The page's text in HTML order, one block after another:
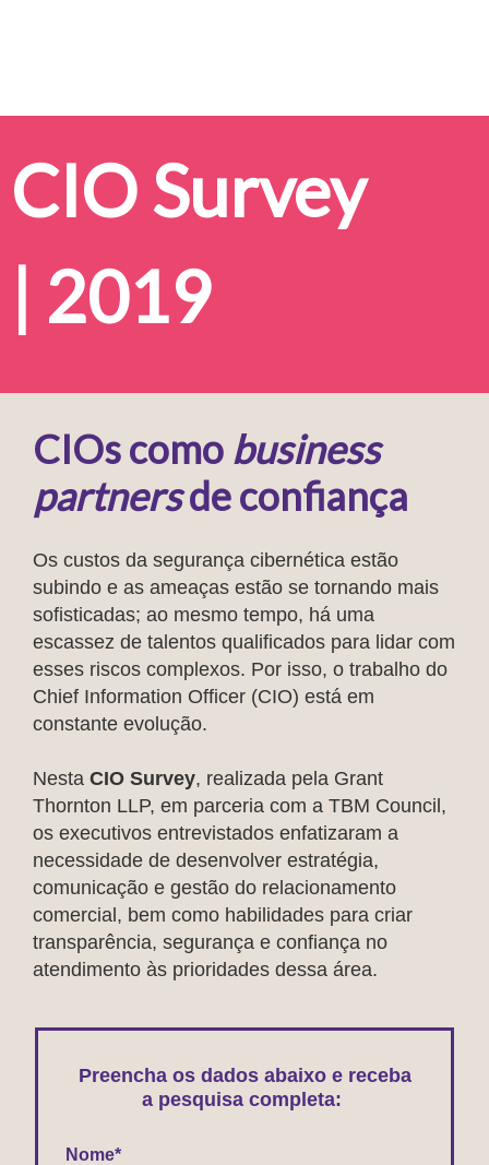
CIO Survey
| 2019
CIOs como business
partnersde confiança
Os custos da segurança cibernética estão
subindo e as ameaças estão se tornando mais
sofisticadas; ao mesmo tempo, há uma
escassez de talentos qualificados para lidar com
esses riscos complexos. Por isso, o trabalho do
Chief Information Officer (CIO) está em
constante evolução.
Nesta CIO Survey, realizada pela Grant
Thornton LLP, em parceria com a TBM Council,
os executivos entrevistados enfatizaram a
necessidade de desenvolver estratégia,
comunicação e gestão do relacionamento
comercial, bem como habilidades para criar
transparência, segurança e confiança no
atendimento às prioridades dessa área.
Preencha os dados abaixo e receba
a pesquisa completa:
Nome*